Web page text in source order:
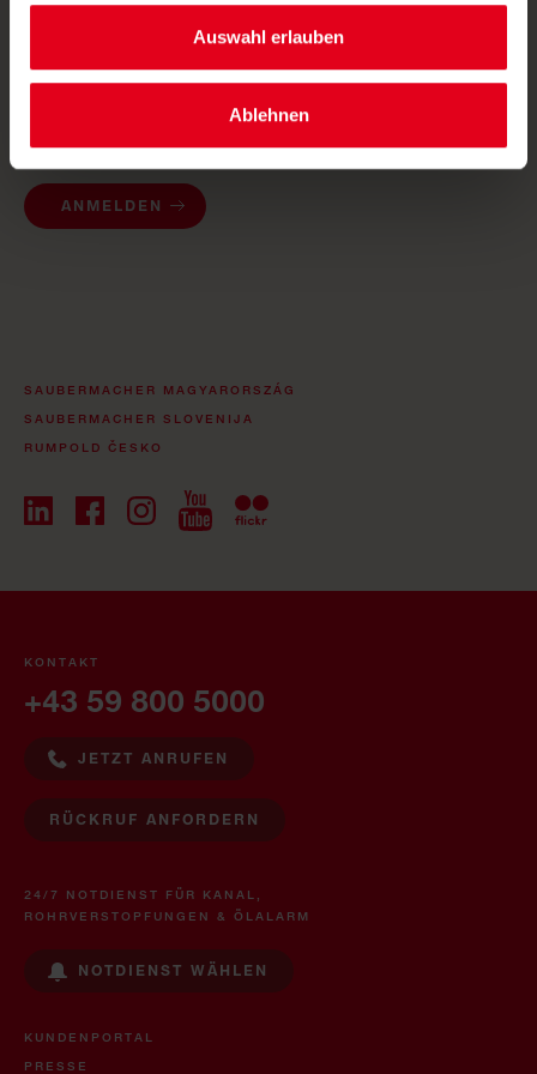
Auswahl erlauben
Ablehnen
Mit meiner Anmeldung zum Newsletter bestätige ich, dass
und dass ich in die Verarbeitung meiner angegebenen Daten
ausdrücklich einwillige.
ANMELDEN
SAUBERMACHER MAGYARORSZÁG
SAUBERMACHER SLOVENIJA
RUMPOLD ČESKO
KONTAKT
+43 59 800 5000
JETZT ANRUFEN
RÜCKRUF ANFORDERN
24/7 NOTDIENST FÜR KANAL,
ROHRVERSTOPFUNGEN & ÖLALARM
NOTDIENST WÄHLEN
KUNDENPORTAL
PRESSE